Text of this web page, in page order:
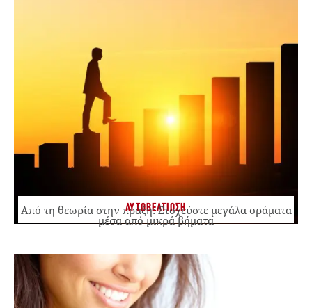
ΑΥΤΟΒΕΛΤΙΩΣΗ
Από τη θεωρία στην πράξη: Στοχεύστε μεγάλα οράματα
μέσα από μικρά βήματα